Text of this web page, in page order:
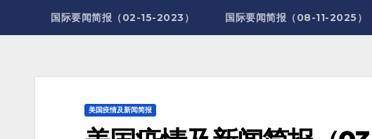
国际要闻简报（02-15-2023） 国际要闻简报（08-11-2025）
美国疫情及新闻简报